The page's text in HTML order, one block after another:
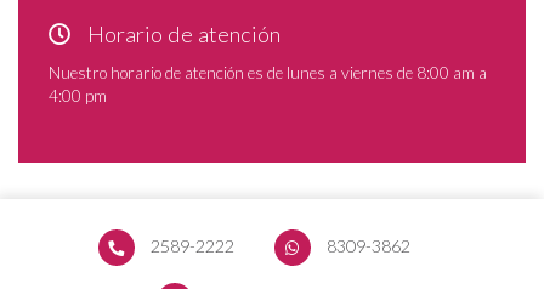
Horario de atención
Nuestro horario de atención es de lunes a viernes de 8:00 am a
4:00 pm
2589-2222 8309-3862